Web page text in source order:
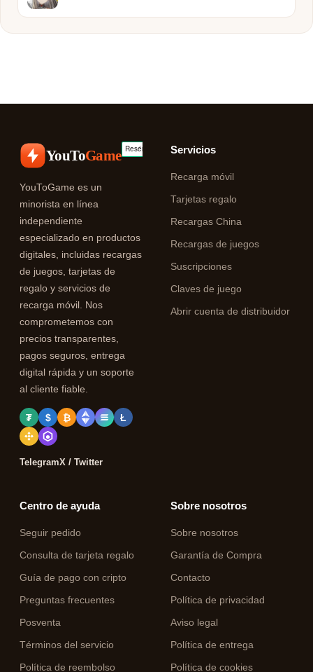
YouToGame
YouToGame es un
minorista en línea
independiente
especializado en productos
digitales, incluidas recargas
de juegos, tarjetas de
regalo y servicios de
recarga móvil. Nos
comprometemos con
precios transparentes,
pagos seguros, entrega
digital rápida y un soporte
al cliente fiable.
₮ $ ₿ Ł
TelegramX / Twitter
Servicios
Recarga móvil
Tarjetas regalo
Recargas China
Recargas de juegos
Suscripciones
Claves de juego
Abrir cuenta de distribuidor
Centro de ayuda
Seguir pedido
Consulta de tarjeta regalo
Guía de pago con cripto
Preguntas frecuentes
Posventa
Términos del servicio
Política de reembolso
Sobre nosotros
Sobre nosotros
Garantía de Compra
Contacto
Política de privacidad
Aviso legal
Política de entrega
Política de cookies